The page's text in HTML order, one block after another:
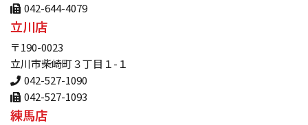
042-644-4079
立川店
〒190-0023
立川市柴崎町３丁目１-１
042-527-1090
042-527-1093
練馬店